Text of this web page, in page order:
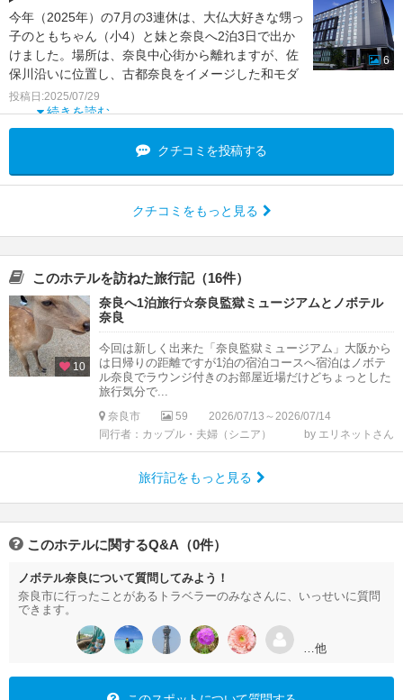
今年（2025年）の7月の3連休は、大仏大好きな甥っ
子のともちゃん（小4）と妹と奈良へ2泊3日で出か
けました。場所は、奈良中心街から離れますが、佐
保川沿いに位置し、古都奈良をイメージした和モダ
ンなデザ
続きを読む
投稿日:2025/07/29
6
クチコミを投稿する
クチコミをもっと見る
このホテルを訪ねた旅行記（16件）
10
奈良へ1泊旅行☆奈良監獄ミュージアムとノボテル
奈良
今回は新しく出来た「奈良監獄ミュージアム」大阪から
は日帰りの距離ですが1泊の宿泊コースへ宿泊はノボテ
ル奈良でラウンジ付きのお部屋近場だけどちょっとした
旅行気分で...
奈良市 59
2026/07/13～2026/07/14
同行者：カップル・夫婦（シニア）
by エリネットさん
旅行記をもっと見る
このホテルに関するQ&A（0件）
ノボテル奈良について質問してみよう！
奈良市に行ったことがあるトラベラーのみなさんに、いっせいに質問
できます。
…他